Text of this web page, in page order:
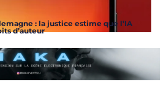
: la justice estime que l’IA
d’auteur